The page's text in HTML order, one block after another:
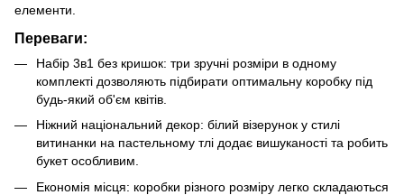
елементи.
Переваги:
Набір 3в1 без кришок: три зручні розміри в одному
комплекті дозволяють підбирати оптимальну коробку під
будь-який об'єм квітів.
Ніжний національний декор: білий візерунок у стилі
витинанки на пастельному тлі додає вишуканості та робить
букет особливим.
Економія місця: коробки різного розміру легко складаються